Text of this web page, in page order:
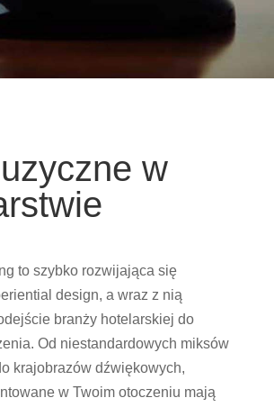
w
to szybko rozwijająca się
design, a wraz z nią
branży hotelarskiej do
Od niestandardowych miksów
krajobrazów dźwiękowych,
w Twoim otoczeniu mają